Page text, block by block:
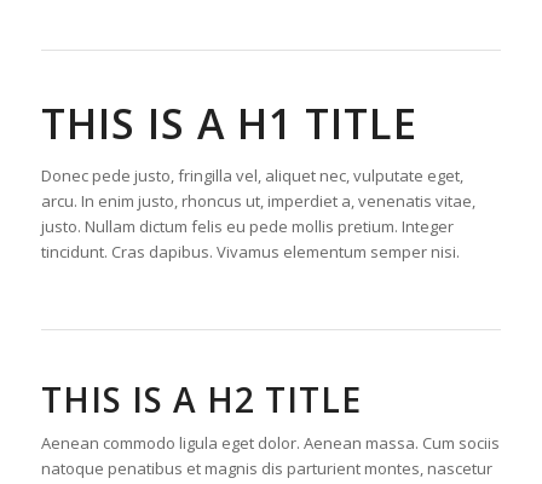
THIS IS A H1 TITLE
Donec pede justo, fringilla vel, aliquet nec, vulputate eget,
arcu. In enim justo, rhoncus ut, imperdiet a, venenatis vitae,
justo. Nullam dictum felis eu pede mollis pretium. Integer
tincidunt. Cras dapibus. Vivamus elementum semper nisi.
THIS IS A H2 TITLE
Aenean commodo ligula eget dolor. Aenean massa. Cum sociis
natoque penatibus et magnis dis parturient montes, nascetur